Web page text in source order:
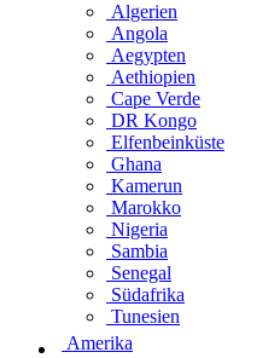
Algerien
Angola
Aegypten
Aethiopien
Cape Verde
DR Kongo
Elfenbeinküste
Ghana
Kamerun
Marokko
Nigeria
Sambia
Senegal
Südafrika
Tunesien
Amerika